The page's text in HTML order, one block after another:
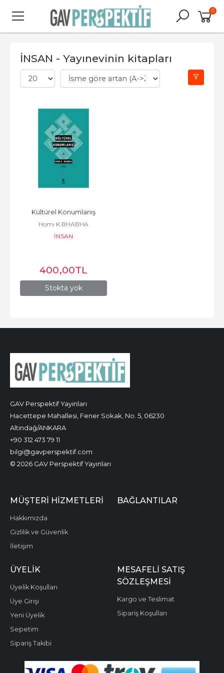
0
İNSAN - Yayınevinin kitapları
Stokta yok
Kültürel Konumlanış
Homı K.BHABHA
İNSAN
400,00TL
GAV Perspektif Yayınları
Hacettepe Mahallesi, Fener Sokak, No. 5, 06230
Altındağ/ANKARA
+90 312 473 79 11
bilgi@gavperspektif.com
© 2026 GAV Perspektif Yayınları
MÜŞTERI HIZMETLERI
Hakkımızda
Gizlilik ve Güvenlik
İletişim
BAĞLANTILAR
ÜYELIK
Üyelik Koşulları
Üye Girişi
Yeni Üyelik
Sepetim
Sipariş Takibi
MESAFELI SATIŞ
SÖZLEŞMESI
Kargo ve Teslimat
Sipariş Koşulları